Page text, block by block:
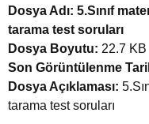
Dosya Adı: 5.Sınıf
tarama test soruları
Dosya Boyutu: 22.7 KB
Son Görüntülenme
Dosya Açıklaması:
tarama test soruları